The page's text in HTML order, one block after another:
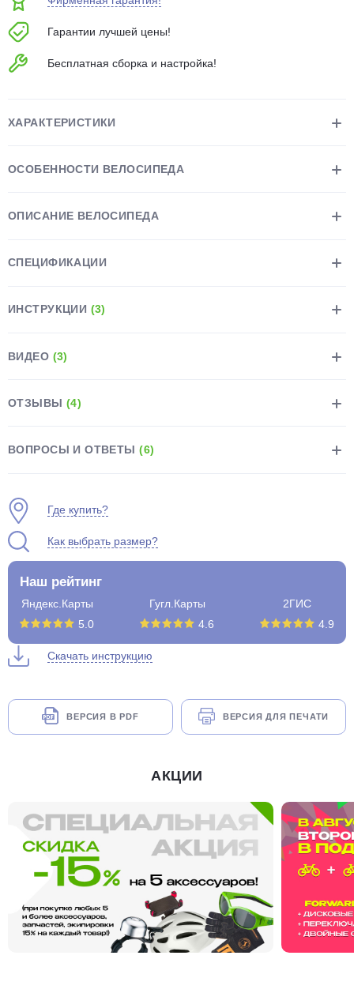
Гарантии лучшей цены!
Бесплатная сборка и настройка!
ХАРАКТЕРИСТИКИ
ОСОБЕННОСТИ ВЕЛОСИПЕДА
ОПИСАНИЕ ВЕЛОСИПЕДА
СПЕЦИФИКАЦИИ
ИНСТРУКЦИИ (3)
ВИДЕО (3)
ОТЗЫВЫ (4)
ВОПРОСЫ И ОТВЕТЫ(6)
Где купить?
Как выбрать размер?
Наш рейтинг
Яндекс.Карты
5.0
Гугл.Карты
4.6
2ГИС
4.9
Скачать инструкцию
ВЕРСИЯ В PDF ВЕРСИЯ ДЛЯ ПЕЧАТИ
АКЦИИ